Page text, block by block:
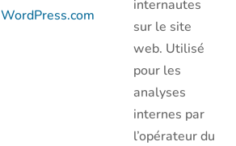
WordPress.com
internautes
sur le site
web. Utilisé
pour les
analyses
internes par
l’opérateur du